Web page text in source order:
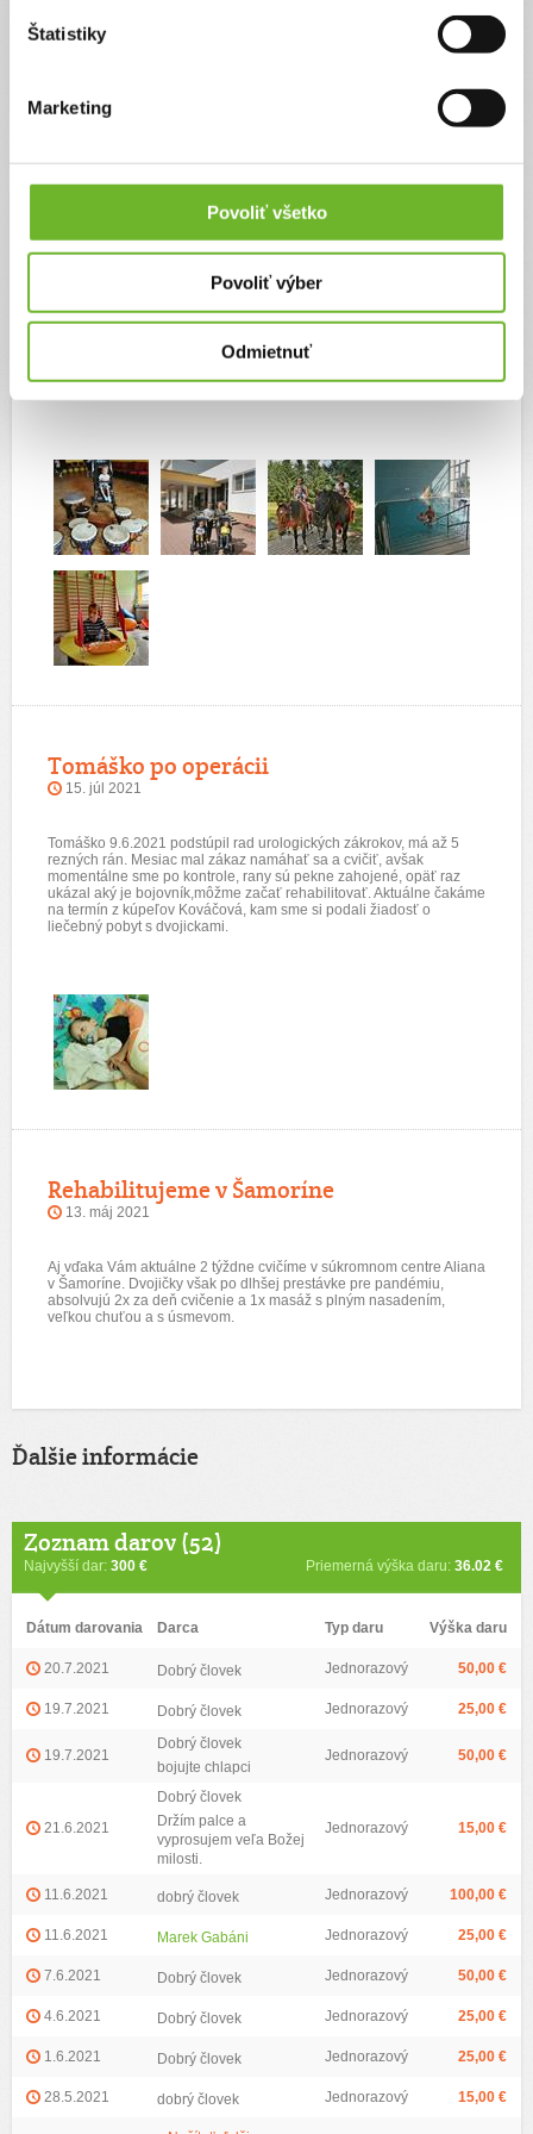
Štatistiky
Marketing
Povoliť všetko
Povoliť výber
Odmietnuť
o Tomáška, vtedy môžme aj my rodičia tiež na chvíľku „vypnúť“. Mojím
jediným želaním je, aby chlapci boli sebestační a vedeli sa začleniť do
Aktualizácie
Rehabilitujeme v kúpeľoch Kováčová
Aktuálne sme na 28 dní v kúpeľoch.Chalanom sa tu veľmi páči,
tešia sa z množstva procedúr.Páči sa im v bazénoch,hlavne v tom
teplučkom termálnom,ale aj v perličke,na parafíne,ale aj na
cvičení,snoezelene,magnetoterapii,ergoterapii,masáži,hypoterapii a
Tomáško po operácii
15. júl 2021
Tomáško 9.6.2021 podstúpil rad urologických zákrokov, má až 5
rezných rán. Mesiac mal zákaz namáhať sa a cvičiť, avšak
momentálne sme po kontrole, rany sú pekne zahojené, opäť raz
ukázal aký je bojovník,môžme začať rehabilitovať. Aktuálne čakáme
na termín z kúpeľov Kováčová, kam sme si podali žiadosť o
liečebný pobyt s dvojickami.
Rehabilitujeme v Šamoríne
13. máj 2021
Aj vďaka Vám aktuálne 2 týždne cvičíme v súkromnom centre Aliana
v Šamoríne. Dvojičky však po dlhšej prestávke pre pandémiu,
absolvujú 2x za deň cvičenie a 1x masáž s plným nasadením,
veľkou chuťou a s úsmevom.
Ďalšie informácie
Zoznam darov (52)
Najvyšší dar: 300 € Priemerná výška daru: 36.02 €
Dátum darovania Darca Typ daru Výška daru
20.7.2021 Dobrý človek Jednorazový 50,00 €
19.7.2021 Dobrý človek Jednorazový 25,00 €
19.7.2021
Dobrý človek
bojujte chlapci
Jednorazový 50,00 €
21.6.2021
Dobrý človek
Držím palce a
vyprosujem veľa Božej
milosti.
Jednorazový 15,00 €
11.6.2021 dobrý človek Jednorazový 100,00 €
11.6.2021 Marek Gabáni Jednorazový 25,00 €
7.6.2021 Dobrý človek Jednorazový 50,00 €
4.6.2021 Dobrý človek Jednorazový 25,00 €
1.6.2021 Dobrý človek Jednorazový 25,00 €
28.5.2021 dobrý človek Jednorazový 15,00 €